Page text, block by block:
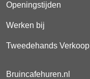
Openingstijden
Werken bij
Tweedehands Verkoop
Bruincafehuren.nl